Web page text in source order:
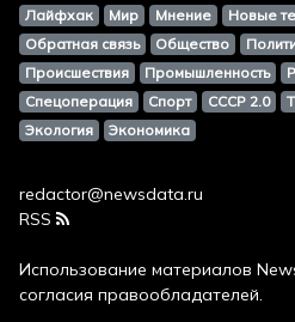
Лайфхак
Мир Мнение Новые
Обратная связь
Общество
Происшествия
Промышленность
Спецоперация
Спорт СССР 2.0
Экология
Экономика
redactor@newsdata.ru
RSS
Использование материалов
согласия правообладателей.